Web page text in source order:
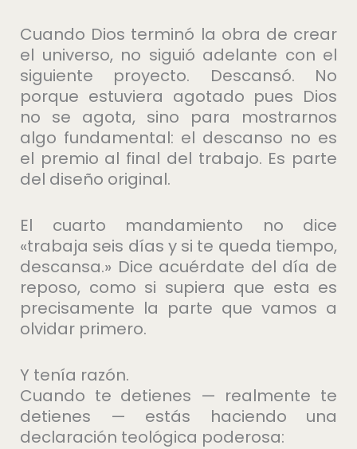
Cuando Dios terminó la obra de crear
el universo, no siguió adelante con el
siguiente proyecto. Descansó. No
porque estuviera agotado pues Dios
no se agota, sino para mostrarnos
algo fundamental: el descanso no es
el premio al final del trabajo. Es parte
del diseño original.
El cuarto mandamiento no dice
«trabaja seis días y si te queda tiempo,
descansa.» Dice acuérdate del día de
reposo, como si supiera que esta es
precisamente la parte que vamos a
olvidar primero.
Y tenía razón.
Cuando te detienes — realmente te
detienes — estás haciendo una
declaración teológica poderosa: